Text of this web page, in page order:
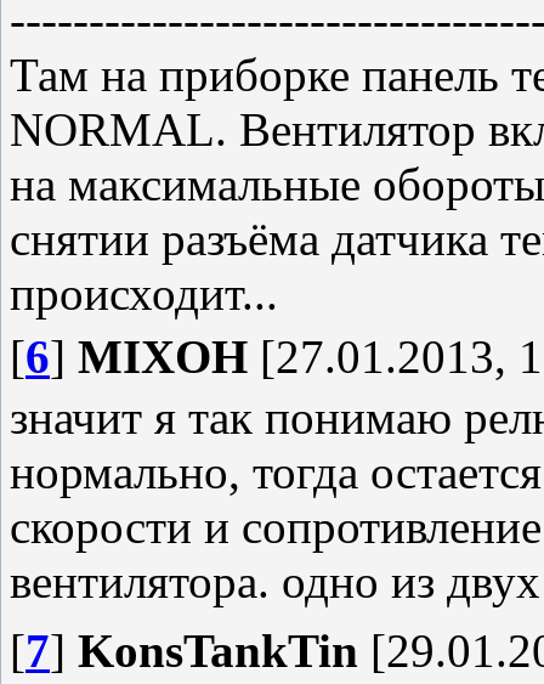
Там на приборке панель
NORMAL. Вентилятор
на максимальные
снятии разъёма датчика
происходит...
[6] MIXOH [27.01.2013,
значит я так понимаю
нормально, тогда
скорости и
вентилятора. одно из
[7] KonsTankTin